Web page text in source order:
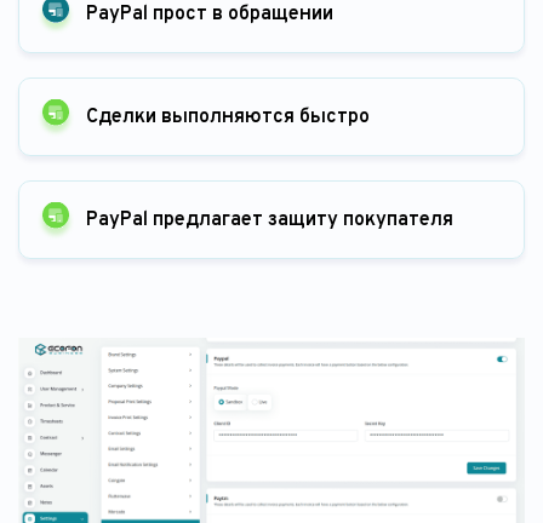
PayPal прост в обращении
Сделки выполняются быстро
PayPal предлагает защиту покупателя